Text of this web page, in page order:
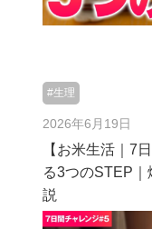
#生理
2026年6月19日
【お米生活｜7
る3つのSTEP
説